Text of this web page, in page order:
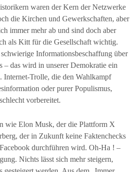
waren der Kern der Netzwerke
die Kirchen und Gewerkschaften, aber
immer mehr ab und sind doch aber
als Kitt für die Gesellschaft wichtig.
Informationsbeschaffung über
– das wird in unserer Demokratie ein
Internet-Trolle, die den Wahlkampf
oder purer Populismus,
vorbereitet.
wie Elon Musk, der die Plattform X
der in Zukunft keine Faktenchecks
durchführen wird. Oh-Ha ! –
Nichts lässt sich mehr steigern,